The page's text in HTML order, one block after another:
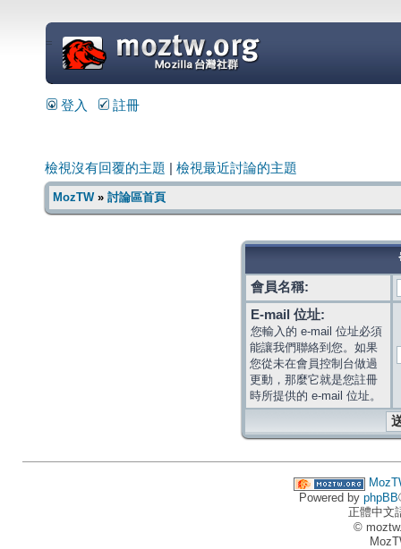
=
登入 註冊
檢視沒有回覆的主題 檢視最近討論的主題
MozTW» 討論區首頁
會員名稱:
E-mail 位址:
您輸入的 e-mail 位址必須
能讓我們聯絡到您。如果
您從未在會員控制台做過
更動，那麼它就是您註冊
時所提供的 e-mail 位址。
Powered by phpBB
正體中文
©